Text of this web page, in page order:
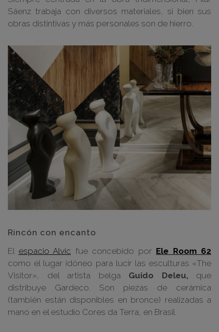
Sáenz trabaja con diversos materiales, si bien sus
obras distintivas y más personales son de hierro.
Rincón con encanto
El espacio Alvic fue concebido por Ele Room 62
como el lugar idóneo para lucir las esculturas «The
Visitor», del artista belga Guido Deleu,que
distribuye Gardeco. Son piezas de cerámica
(también están disponibles en bronce) realizadas a
mano en el estudio Cores da Terra, en Brasil.